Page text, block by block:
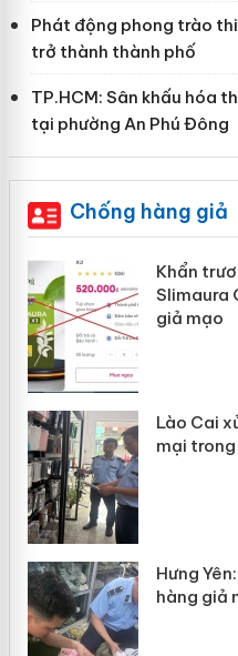
Phát động phong trào
trở thành thành phố
TP.HCM: Sân khấu hóa
tại phường An Phú Đông
Chống hàng giả
Khẩn
Slimaura
giả mạo
Lào Cai
mại
Hưng
hàng giả